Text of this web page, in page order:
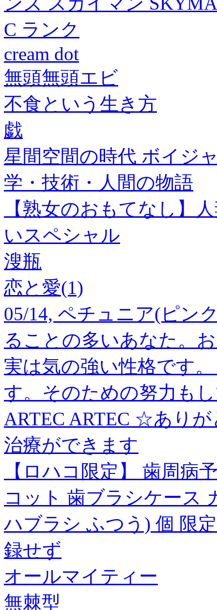
C ランク
cream dot
無頭無頭エビ
不食という生き方
戯
星間空間の時代 ボイジ
学・技術・人間の物語
【熟女のおもてなし】
いスペシャル
溲瓶
恋と愛(1)
05/14, ペチュニア(ピン
ることの多いあなた。
実は気の強い性格です
す。そのための努力も
ARTEC ARTEC ☆あり
治療ができます
【ロハコ限定】 歯周病
コット 歯ブラシケース
ハブラシ ふつう) 個 限定
録せず
オールマイティー
無棘型